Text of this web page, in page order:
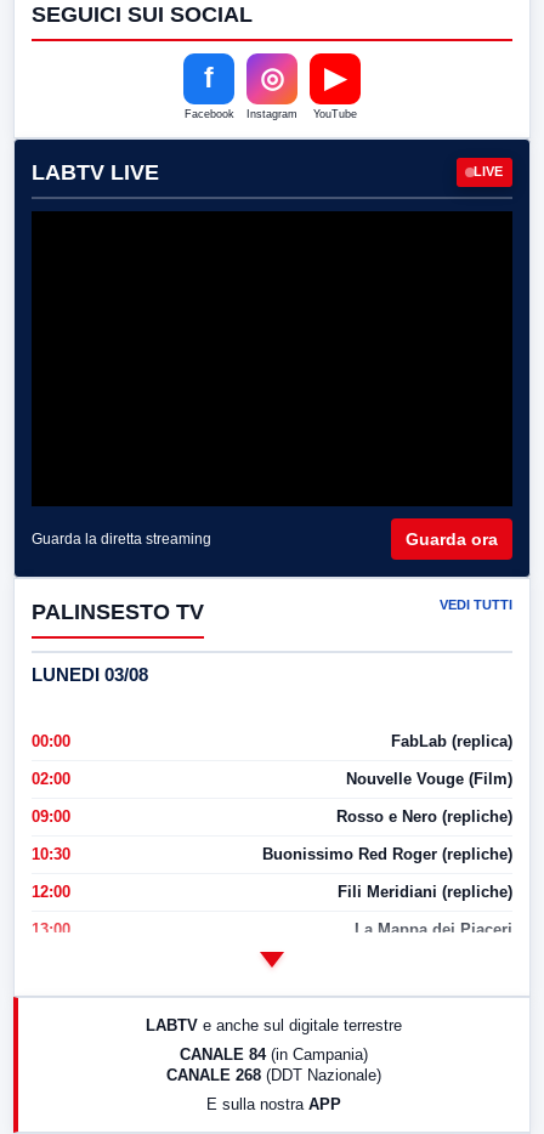
SEGUICI SUI SOCIAL
f
Facebook
◎
Instagram
▶
YouTube
LABTV LIVE LIVE
Guarda la diretta streaming Guarda ora
PALINSESTO TV VEDI TUTTI
LUNEDI 03/08
00:00 FabLab (replica)
02:00 Nouvelle Vouge (Film)
09:00 Rosso e Nero (repliche)
10:30 Buonissimo Red Roger (repliche)
12:00 Fili Meridiani (repliche)
13:00 La Mappa dei Piaceri
17:00 LabNews (replica)
LABTV e anche sul digitale terrestre
CANALE 84 (in Campania)
CANALE 268 (DDT Nazionale)
E sulla nostra APP